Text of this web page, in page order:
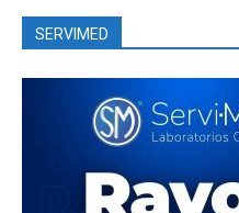
SERVIMED